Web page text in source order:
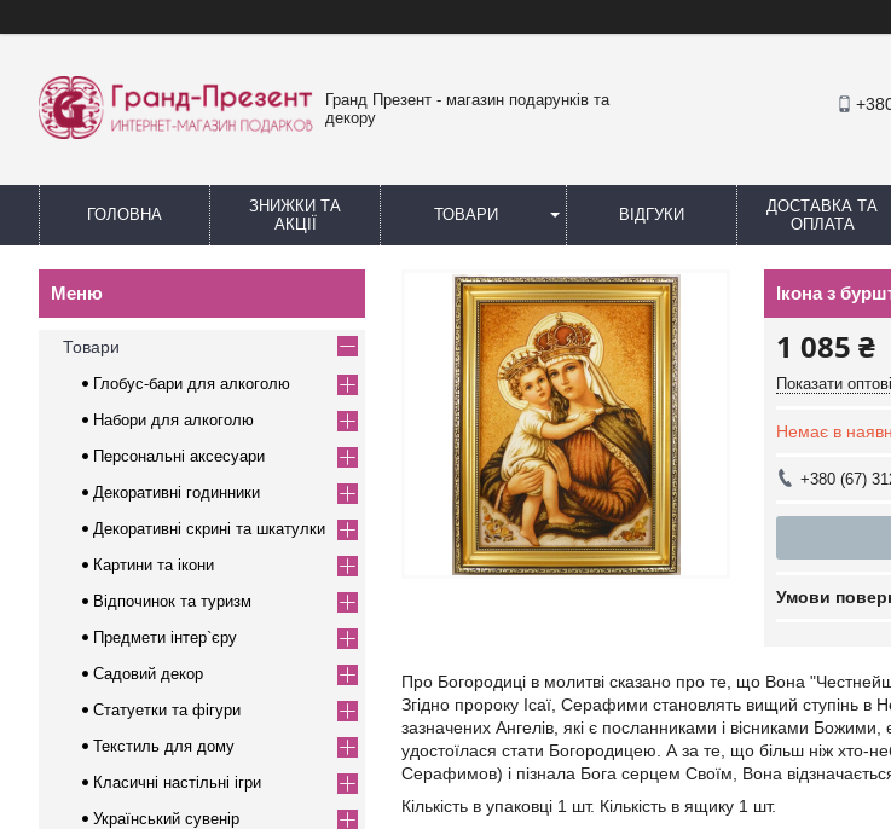
Гранд Презент - магазин подарунків та
декору
ГОЛОВНА
ЗНИЖКИ ТА
АКЦІЇ
ТОВАРИ ВІДГУКИ
ДОСТАВКА ТА
ОПЛАТА
Ікона з
1 085 ₴
Показати
Немає в
+380 (67)
Про Богородиці в молитві сказано про те, що Вона
Згідно пророку Ісаї, Серафими становлять вищий ступінь в
зазначених Ангелів, які є посланниками і вісниками
удостоїлася стати Богородицею. А за те, що більш ніж хто-
Серафимов) і пізнала Бога серцем Своїм, Вона
Кількість в упаковці 1 шт. Кількість в ящику 1 шт.
Товари
Глобус-бари для алкоголю
Набори для алкоголю
Персональні аксесуари
Декоративні годинники
Декоративні скрині та шкатулки
Картини та ікони
Відпочинок та туризм
Предмети інтер`єру
Садовий декор
Статуетки та фігури
Текстиль для дому
Класичні настільні ігри
Український сувенір